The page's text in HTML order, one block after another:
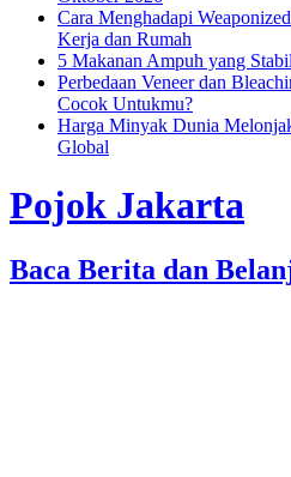
Cara Menghadapi
Kerja dan Rumah
5 Makanan Ampuh yang
Perbedaan Veneer dan
Cocok Untukmu?
Harga Minyak Dunia
Global
Pojok Jakarta
Baca Berita dan